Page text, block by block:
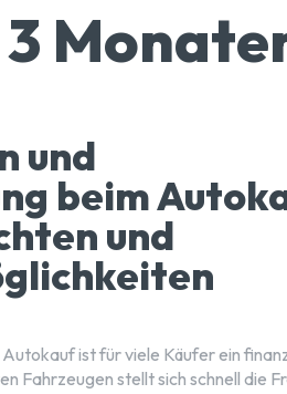
und
beim
und
ist für viele Käufer ein
Fahrzeugen stellt sich schnell die